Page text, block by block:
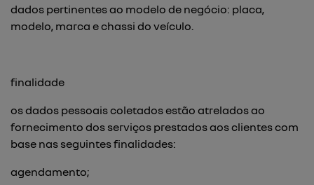
dados pertinentes ao modelo de negócio: placa,
modelo, marca e chassi do veículo.
finalidade
os dados pessoais coletados estão atrelados ao
fornecimento dos serviços prestados aos clientes com
base nas seguintes finalidades:
agendamento;